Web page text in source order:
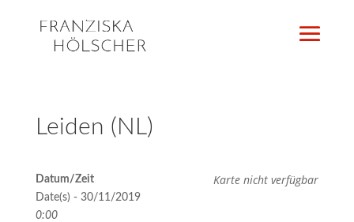
Leiden (NL)
Karte nicht verfügbar
Datum/Zeit
Date(s) - 30/11/2019
0:00